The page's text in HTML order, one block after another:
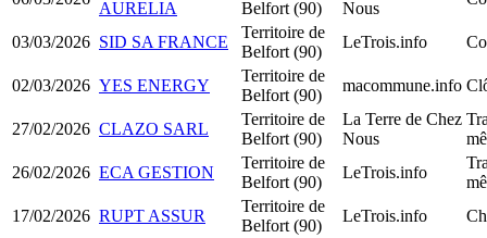
AURELIA Belfort (90) Nous
03/03/2026 SID SA FRANCE
Territoire de
Belfort (90)
LeTrois.info
02/03/2026 YES ENERGY
Territoire de
Belfort (90)
macommune.info
27/02/2026 CLAZO SARL
Territoire de
Belfort (90)
La Terre de Chez
Nous
26/02/2026 ECA GESTION
Territoire de
Belfort (90)
LeTrois.info
17/02/2026 RUPT ASSUR
Territoire de
Belfort (90)
LeTrois.info